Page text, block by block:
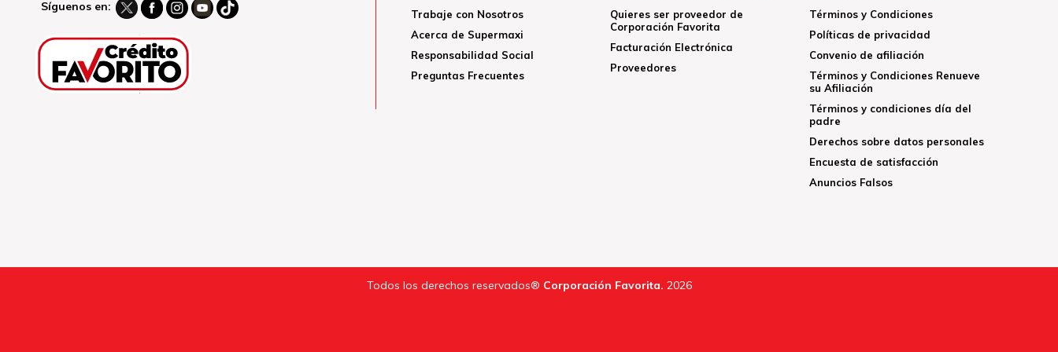
Síguenos en:
Trabaje con Nosotros
Acerca de Supermaxi
Responsabilidad Social
Preguntas Frecuentes
Quieres ser proveedor de
Corporación Favorita
Facturación Electrónica
Proveedores
Términos y Condiciones
Políticas de privacidad
Convenio de afiliación
Términos y Condiciones Renueve
su Afiliación
Términos y condiciones día del
padre
Derechos sobre datos personales
Encuesta de satisfacción
Anuncios Falsos
Todos los derechos reservados® Corporación Favorita. 2026